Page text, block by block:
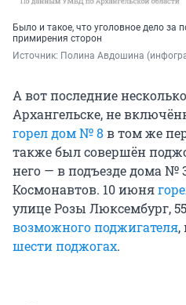
Было и такое, что уголовное дело за
примирения сторон
Источник: Полина Авдошина
А вот последние
Архангельске, не
горел дом № 8 в том же
также был совершён
него — в подъезде дома №
Космонавтов. 10 июня
улице Розы Люксембург,
возможного поджигателя,
шести поджогах.